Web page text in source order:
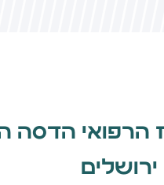
הדסה